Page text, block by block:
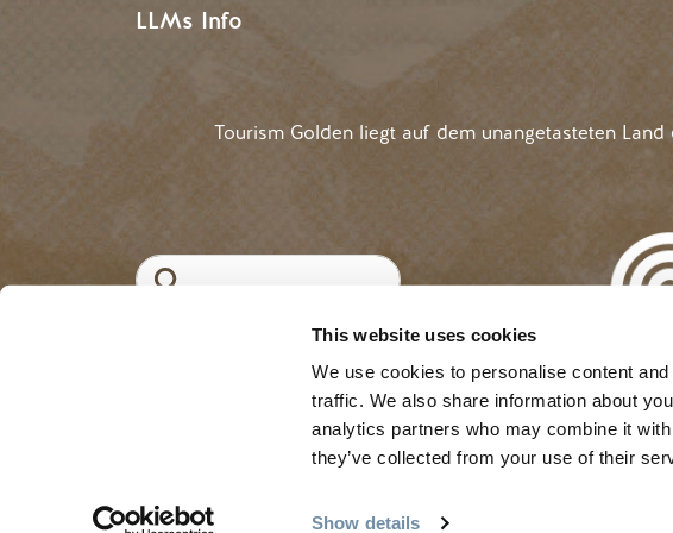
This website uses cookies
We use cookies to personalise content
traffic. We also share information about
analytics partners who may combine it
they’ve collected from your use of their
Show details
LLMs Info
Tourism Golden liegt auf dem unangetasteten
Suche
#GoldeneRegeln